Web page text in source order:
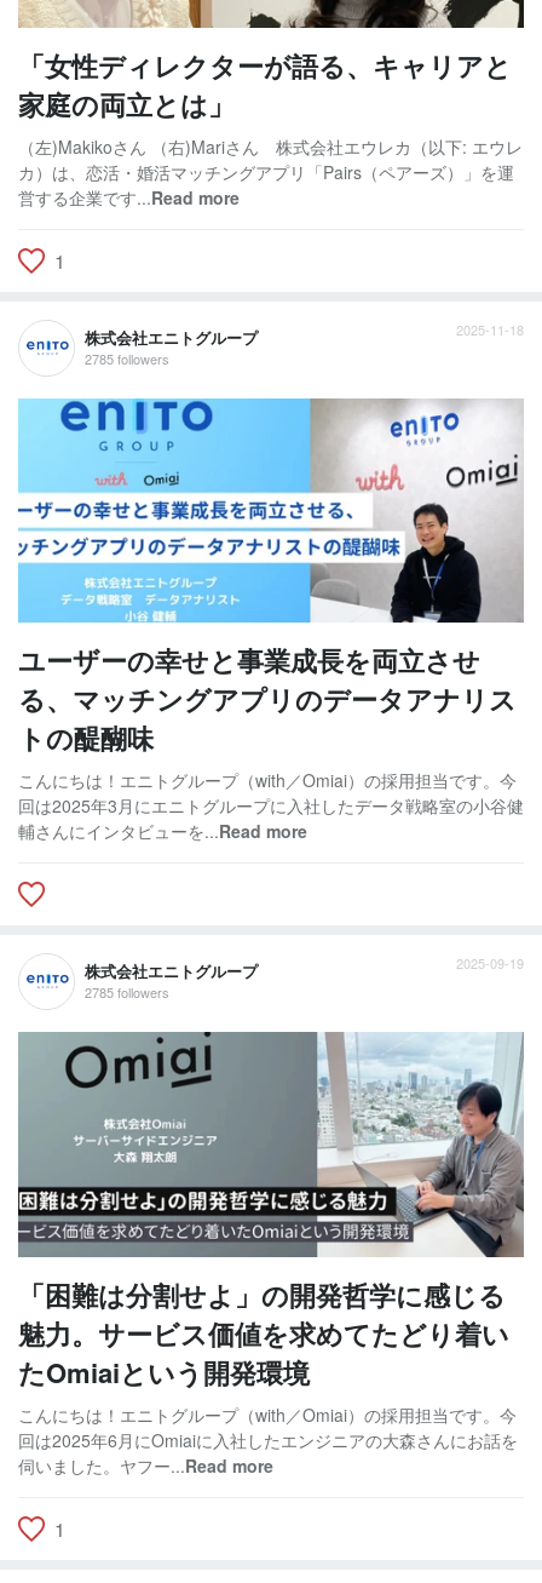
「女性ディレクターが語る、キャリアと
家庭の両立とは」
（左)Makikoさん （右)Mariさん 株式会社エウレカ（以下: エウレ
カ）は、恋活・婚活マッチングアプリ「Pairs（ペアーズ）」を運
営する企業です...Read more
1
株式会社エニトグループ
2785 followers
2025-11-18
ユーザーの幸せと事業成長を両立させ
る、マッチングアプリのデータアナリス
トの醍醐味
こんにちは！エニトグループ（with／Omiai）の採用担当です。今
回は2025年3月にエニトグループに入社したデータ戦略室の小谷健
輔さんにインタビューを...Read more
株式会社エニトグループ
2785 followers
2025-09-19
「困難は分割せよ」の開発哲学に感じる
魅力。サービス価値を求めてたどり着い
たOmiaiという開発環境
こんにちは！エニトグループ（with／Omiai）の採用担当です。今
回は2025年6月にOmiaiに入社したエンジニアの大森さんにお話を
伺いました。ヤフー...Read more
1